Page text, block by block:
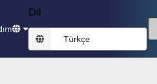
Dil
Türkçe